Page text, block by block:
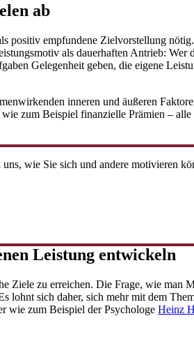
ab
positiv empfundene Zielvorstellung
als dauerhaften Antrieb:
Gelegenheit geben, die eigene
inneren und äußeren
zum Beispiel finanzielle Prämien –
wie Sie sich und andere motivieren
Leistung entwickeln
Ziele zu erreichen. Die Frage, wie
lohnt sich daher, sich mehr mit dem
wie zum Beispiel der Psychologe Heinz